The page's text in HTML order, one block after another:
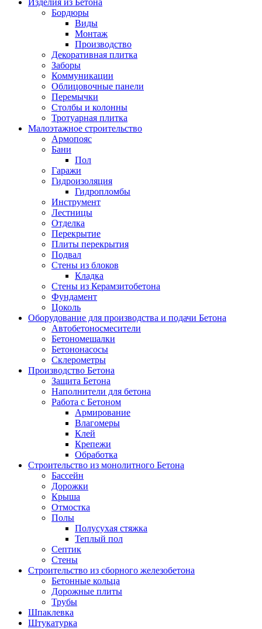
Изделия из Бетона
Бордюры
Виды
Монтаж
Производство
Декоративная плитка
Заборы
Коммуникации
Облицовочные панели
Перемычки
Столбы и колонны
Тротуарная плитка
Малоэтажное строительство
Армопояс
Бани
Пол
Гаражи
Гидроизоляция
Гидропломбы
Инструмент
Лестницы
Отделка
Перекрытие
Плиты перекрытия
Подвал
Стены из блоков
Кладка
Стены из Керамзитобетона
Фундамент
Цоколь
Оборудование для производства и подачи Бетона
Автобетоносмесители
Бетономешалки
Бетононасосы
Склерометры
Производство Бетона
Защита Бетона
Наполнители для бетона
Работа с Бетоном
Армирование
Влагомеры
Клей
Крепежи
Обработка
Строительство из монолитного Бетона
Бассейн
Дорожки
Крыша
Отмостка
Полы
Полусухая стяжка
Теплый пол
Септик
Стены
Строительство из сборного железобетона
Бетонные кольца
Дорожные плиты
Трубы
Шпаклевка
Штукатурка